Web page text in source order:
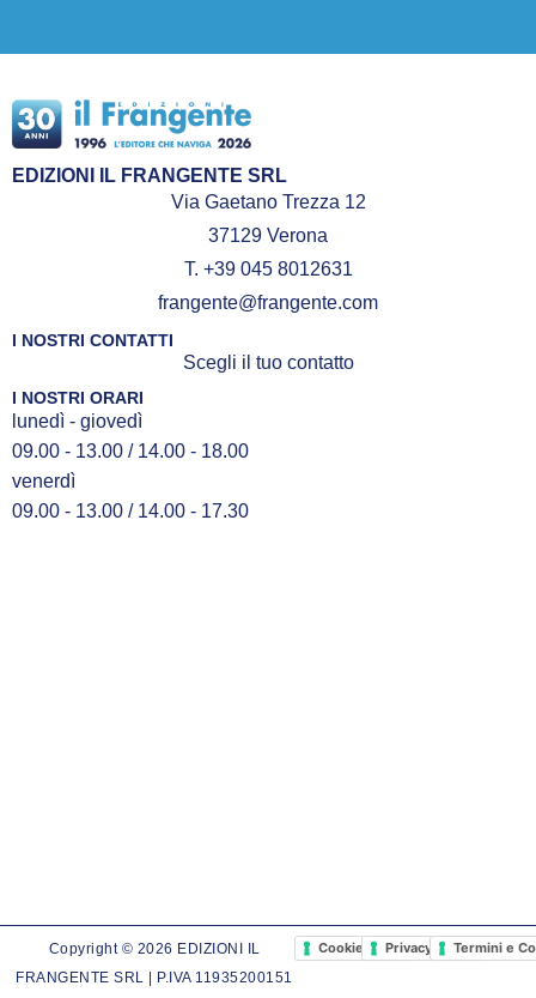
EDIZIONI IL FRANGENTE SRL
Via Gaetano Trezza 12
37129 Verona
T. +39 045 8012631
frangente@frangente.com
I NOSTRI CONTATTI
Scegli il tuo contatto
I NOSTRI ORARI
lunedì - giovedì
09.00 - 13.00 / 14.00 - 18.00
venerdì
09.00 - 13.00 / 14.00 - 17.30
Copyright © 2026 EDIZIONI IL
FRANGENTE SRL | P.IVA 11935200151
Cookie PolicyPrivacy PolicyTermini e